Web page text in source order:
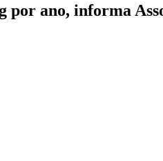
por ano, informa